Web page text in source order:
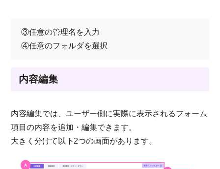
③任意の管理名を入力
④任意のフォルダを選択
内容編集
内容編集では、ユーザー側に実際に表示されるフォーム
項目の内容を追加・編集できます。
大きく分けて以下2つの画面があります。